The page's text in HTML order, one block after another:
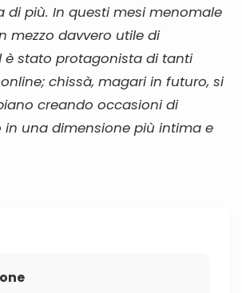
di più. In questi mesi menomale
mezzo davvero utile di
è stato protagonista di tanti
chissà, magari in futuro, si
creando occasioni di
in una dimensione più intima e